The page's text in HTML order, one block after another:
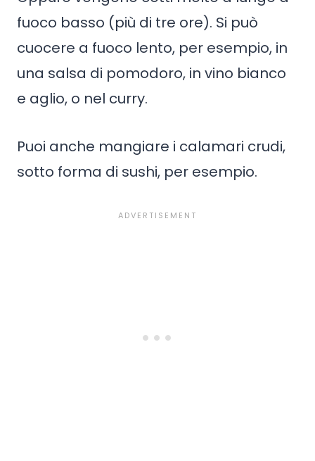
fuoco basso (più di tre ore). Si può
cuocere a fuoco lento, per esempio, in
una salsa di pomodoro, in vino bianco
e aglio, o nel curry.
Puoi anche mangiare i calamari crudi,
sotto forma di sushi, per esempio.